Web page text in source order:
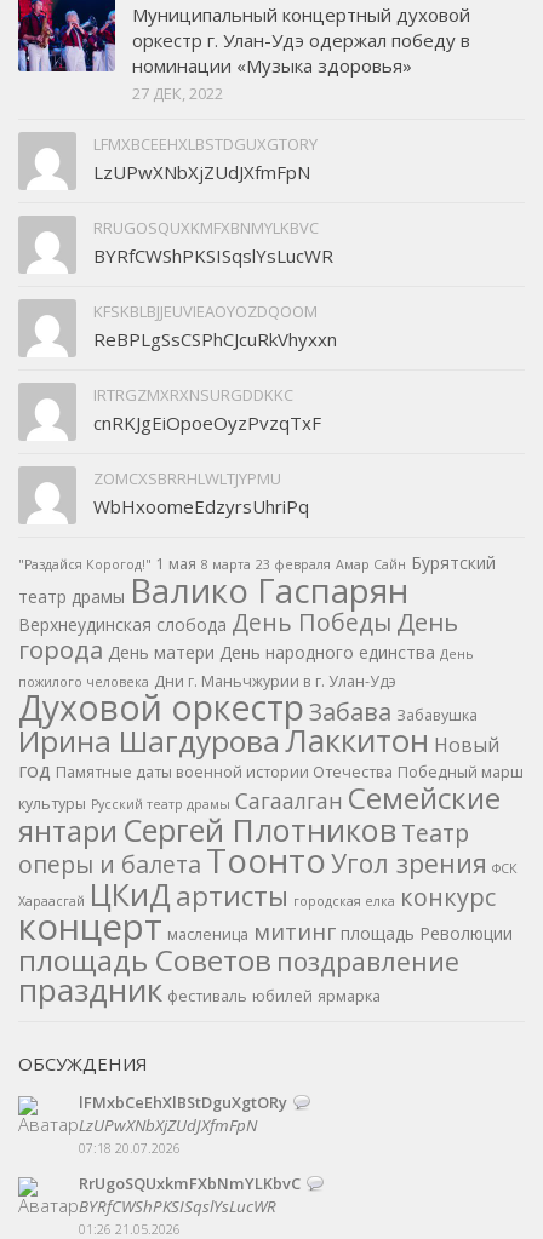
Муниципальный концертный духовой
оркестр г. Улан-Удэ одержал победу в
номинации «Музыка здоровья»
27 ДЕК, 2022
LFMXBCEEHXLBSTDGUXGTORY
LzUPwXNbXjZUdJXfmFpN
RRUGOSQUXKMFXBNMYLKBVC
BYRfCWShPKSISqslYsLucWR
KFSKBLBJJEUVIEAOYOZDQOOM
ReBPLgSsCSPhCJcuRkVhyxxn
IRTRGZMXRXNSURGDDKKC
cnRKJgEiOpoeOyzPvzqTxF
ZOMCXSBRRHLWLTJYPMU
WbHxoomeEdzyrsUhriPq
"Раздайся Корогод!" 1 мая 8 марта 23 февраля Амар Сайн Бурятский
театр драмы Валико Гаспарян
Верхнеудинская слобода День Победы День
города День матери День народного единства День
пожилого человека Дни г. Маньчжурии в г. Улан-Удэ
Духовой оркестрЗабава Забавушка
Ирина ШагдуроваЛаккитон Новый
год Памятные даты военной истории Отечества Победный марш
культуры Русский театр драмы Сагаалган Семейские
янтари Сергей Плотников Театр
оперы и балета ТоонтоУгол зрения ФСК
Хараасгай ЦКиДартисты городская елка конкурс
концерт масленица митинг площадь Революции
площадь Советов поздравление
праздник фестиваль юбилей ярмарка
ОБСУЖДЕНИЯ
lFMxbCeEhXlBStDguXgtORy
LzUPwXNbXjZUdJXfmFpN
07:18 20.07.2026
RrUgoSQUxkmFXbNmYLKbvC
BYRfCWShPKSISqslYsLucWR
01:26 21.05.2026